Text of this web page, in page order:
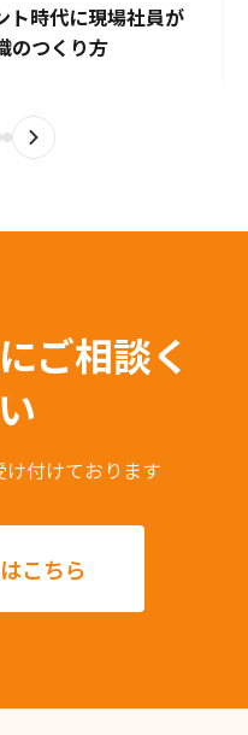
ト時代に現場社員が
のつくり方
ご相談く
付けております
こちら